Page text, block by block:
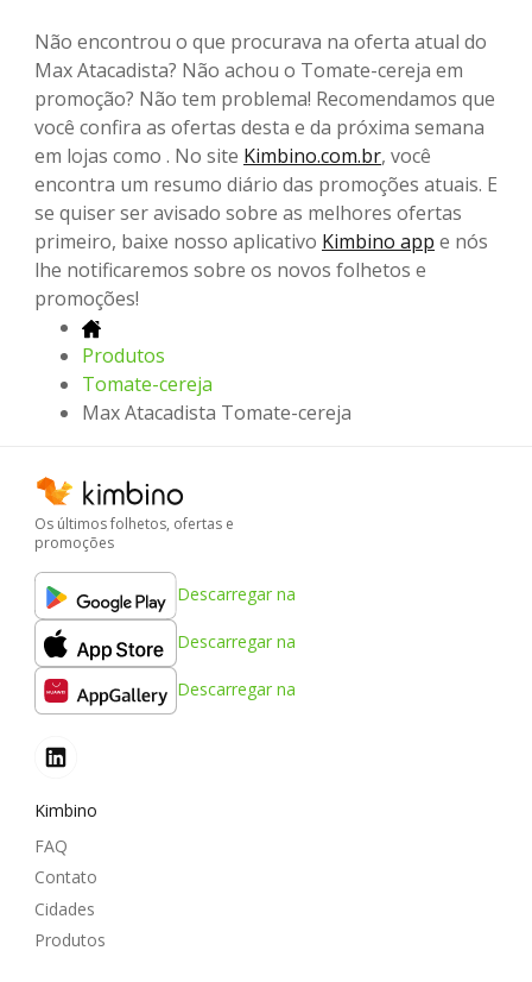
Não encontrou o que procurava na oferta atual do
Max Atacadista? Não achou o Tomate-cereja em
promoção? Não tem problema! Recomendamos que
você confira as ofertas desta e da próxima semana
em lojas como . No site Kimbino.com.br, você
encontra um resumo diário das promoções atuais. E
se quiser ser avisado sobre as melhores ofertas
primeiro, baixe nosso aplicativo Kimbino app e nós
lhe notificaremos sobre os novos folhetos e
promoções!
Produtos
Tomate-cereja
Max Atacadista Tomate-cereja
Os últimos folhetos, ofertas e
promoções
Descarregar na
Descarregar na
Descarregar na
Kimbino
FAQ
Contato
Cidades
Produtos